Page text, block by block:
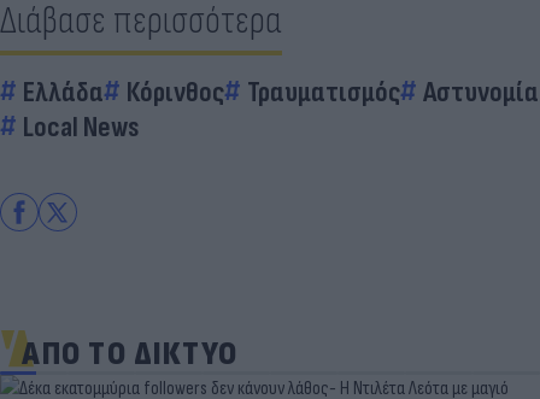
Διάβασε περισσότερα
Ελλάδα Κόρινθος Τραυματισμός
Αστυνομία
Local News
ΑΠΟ ΤΟ ΔΙΚΤΥΟ